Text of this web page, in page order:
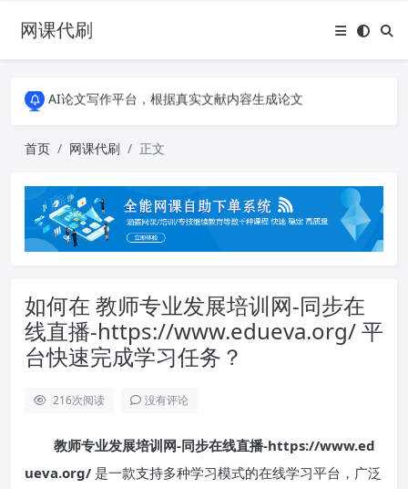
网课代刷
AI论文写作平台，根据真实文献内容生成论文
全能网课平台，大学生网课、成教、培训、继续教育。现已接入代刷代考项目3000+
全能网课平台，大学生网课、成教、培训、继续教育。现已接入代刷代考项目3000+
首页 网课代刷 正文
如何在 教师专业发展培训网-同步在
线直播-https://www.edueva.org/ 平
台快速完成学习任务？
216次阅读 没有评论
教师专业发展培训网-同步在线直播-https://www.ed
ueva.org/ 是一款支持多种学习模式的在线学习平台，广泛